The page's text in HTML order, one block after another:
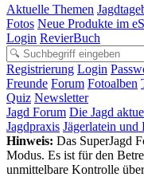
Aktuelle Themen
Fotos Neue Produkte im
Login RevierBuch
Registrierung Login
Freunde Forum Fotoalben
Quiz Newsletter
Jagd Forum Die Jagd
Jagdpraxis Jägerlatein und
Hinweis: Das SuperJagd
Modus. Es ist für den
unmittelbare Kontrolle